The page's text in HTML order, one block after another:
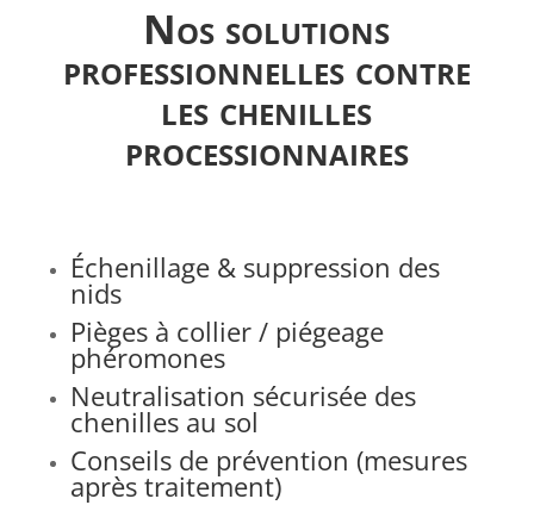
Nos solutions
professionnelles contre
les chenilles
processionnaires
Échenillage & suppression des
nids
Pièges à collier / piégeage
phéromones
Neutralisation sécurisée des
chenilles au sol
Conseils de prévention (mesures
après traitement)